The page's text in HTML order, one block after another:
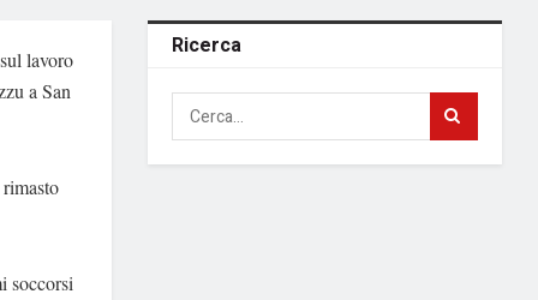
lavoro
a San
soccorsi
Ricerca